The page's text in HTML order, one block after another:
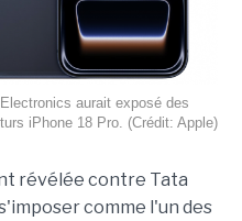
aurait exposé des
iPhone 18 Pro. (Crédit: Apple)
révélée contre Tata
comme l'un des